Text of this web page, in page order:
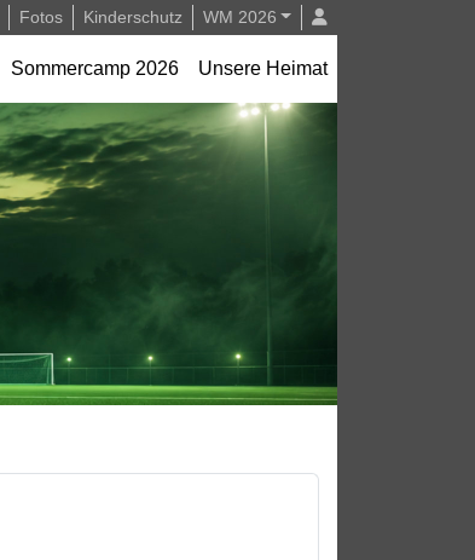
Fotos Kinderschutz WM 2026
Sommercamp 2026 Unsere Heimat